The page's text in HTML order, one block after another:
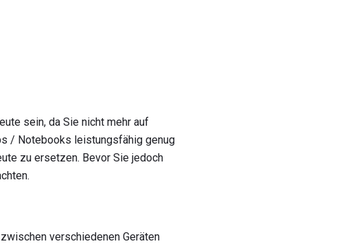
sein, da Sie nicht mehr auf
/ Notebooks leistungsfähig genug
zu ersetzen. Bevor Sie jedoch
verschiedenen Geräten